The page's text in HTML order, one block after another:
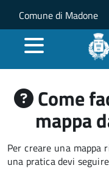
Salta al
Skip to site
Comune di Madone
Come
mappa
Per creare una mappa
una pratica devi